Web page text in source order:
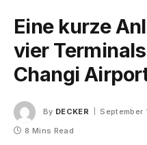
Eine kurze
vier
Changi
By DECKER September
8 Mins Read